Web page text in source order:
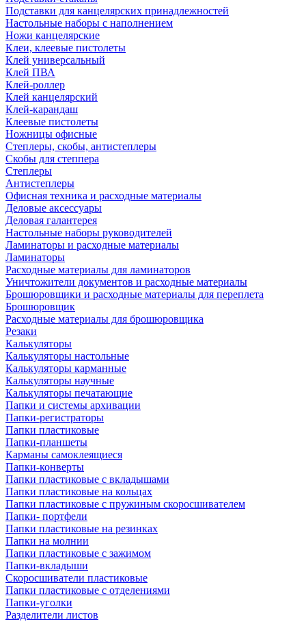
Подставки для канцелярских принадлежностей
Настольные наборы с наполнением
Ножи канцелярские
Клеи, клеевые пистолеты
Клей универсальный
Клей ПВА
Клей-роллер
Клей канцелярский
Клей-карандаш
Клеевые пистолеты
Ножницы офисные
Степлеры, скобы, антистеплеры
Скобы для степпера
Степлеры
Антистеплеры
Офисная техника и расходные материалы
Деловые аксессуары
Деловая галантерея
Настольные наборы руководителей
Ламинаторы и расходные материалы
Ламинаторы
Расходные материалы для ламинаторов
Уничтожители документов и расходные материалы
Брошюровщики и расходные материалы для переплета
Брошюровщик
Расходные материалы для брошюровщика
Резаки
Калькуляторы
Калькуляторы настольные
Калькуляторы карманные
Калькуляторы научные
Калькуляторы печатающие
Папки и системы архивации
Папки-регистраторы
Папки пластиковые
Папки-планшеты
Карманы самоклеящиеся
Папки-конверты
Папки пластиковые с вкладышами
Папки пластиковые на кольцах
Папки пластиковые с пружиным скоросшивателем
Папки- портфели
Папки пластиковые на резинках
Папки на молнии
Папки пластиковые с зажимом
Папки-вкладыши
Скоросшиватели пластиковые
Папки пластиковые с отделениями
Папки-уголки
Разделители листов